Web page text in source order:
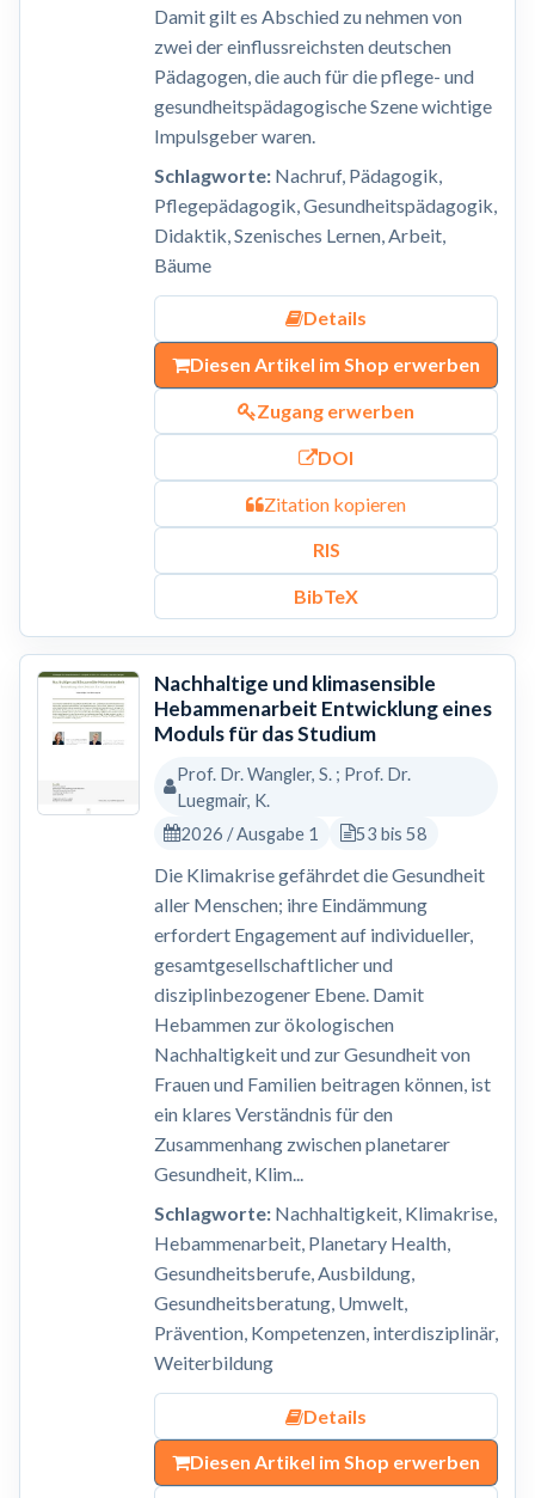
Damit gilt es Abschied zu nehmen von
zwei der einflussreichsten deutschen
Pädagogen, die auch für die pflege- und
gesundheitspädagogische Szene wichtige
Impulsgeber waren.
Schlagworte:Nachruf, Pädagogik,
Pflegepädagogik, Gesundheitspädagogik,
Didaktik, Szenisches Lernen, Arbeit,
Bäume
Details
Diesen Artikel im Shop erwerben
Zugang erwerben
DOI
Zitation kopieren
RIS
BibTeX
Nachhaltige und klimasensible
Hebammenarbeit Entwicklung eines
Moduls für das Studium
Prof. Dr. Wangler, S. ; Prof. Dr.
Luegmair, K.
2026 / Ausgabe 1
53 bis 58
Die Klimakrise gefährdet die Gesundheit
aller Menschen; ihre Eindämmung
erfordert Engagement auf individueller,
gesamtgesellschaftlicher und
disziplinbezogener Ebene. Damit
Hebammen zur ökologischen
Nachhaltigkeit und zur Gesundheit von
Frauen und Familien beitragen können, ist
ein klares Verständnis für den
Zusammenhang zwischen planetarer
Gesundheit, Klim...
Schlagworte:Nachhaltigkeit, Klimakrise,
Hebammenarbeit, Planetary Health,
Gesundheitsberufe, Ausbildung,
Gesundheitsberatung, Umwelt,
Prävention, Kompetenzen, interdisziplinär,
Weiterbildung
Details
Diesen Artikel im Shop erwerben